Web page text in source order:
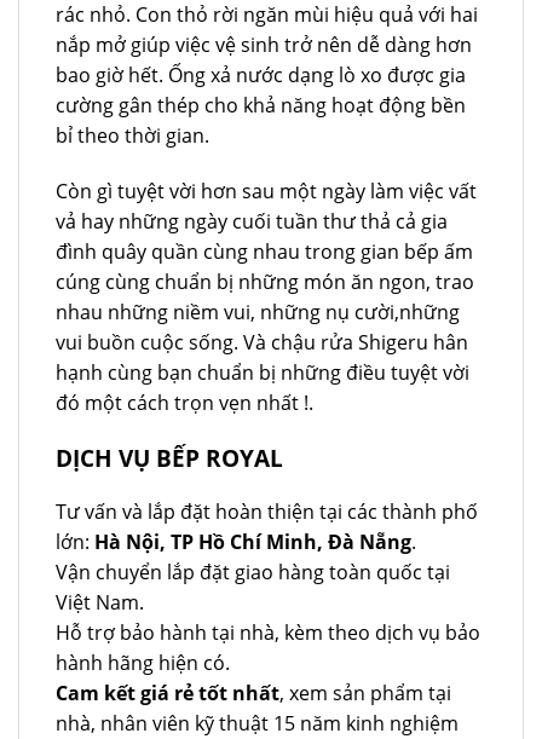
rác nhỏ. Con thỏ rời ngăn mùi hiệu quả với hai
nắp mở giúp việc vệ sinh trở nên dễ dàng hơn
bao giờ hết. Ống xả nước dạng lò xo được gia
cường gân thép cho khả năng hoạt động bền
bỉ theo thời gian.
Còn gì tuyệt vời hơn sau một ngày làm việc vất
vả hay những ngày cuối tuần thư thả cả gia
đình quây quần cùng nhau trong gian bếp ấm
cúng cùng chuẩn bị những món ăn ngon, trao
nhau những niềm vui, những nụ cười,những
vui buồn cuộc sống. Và chậu rửa Shigeru hân
hạnh cùng bạn chuẩn bị những điều tuyệt vời
đó một cách trọn vẹn nhất !.
DỊCH VỤ BẾP ROYAL
Tư vấn và lắp đặt hoàn thiện tại các thành phố
lớn: Hà Nội, TP Hồ Chí Minh, Đà Nẵng.
Vận chuyển lắp đặt giao hàng toàn quốc tại
Việt Nam.
Hỗ trợ bảo hành tại nhà, kèm theo dịch vụ bảo
hành hãng hiện có.
Cam kết giá rẻ tốt nhất, xem sản phẩm tại
nhà, nhân viên kỹ thuật 15 năm kinh nghiệm